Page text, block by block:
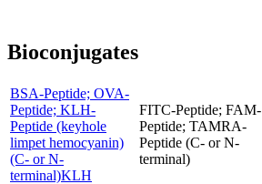
Bioconjugates
BSA-Peptide; OVA-
Peptide; KLH-
Peptide (keyhole
limpet hemocyanin)
(C- or N-
terminal)KLH
FITC-Peptide; FAM-
Peptide; TAMRA-
Peptide (C- or N-
terminal)